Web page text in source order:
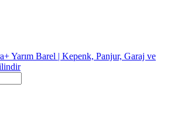
Yarım Barel | Kepenk, Panjur, Garaj ve